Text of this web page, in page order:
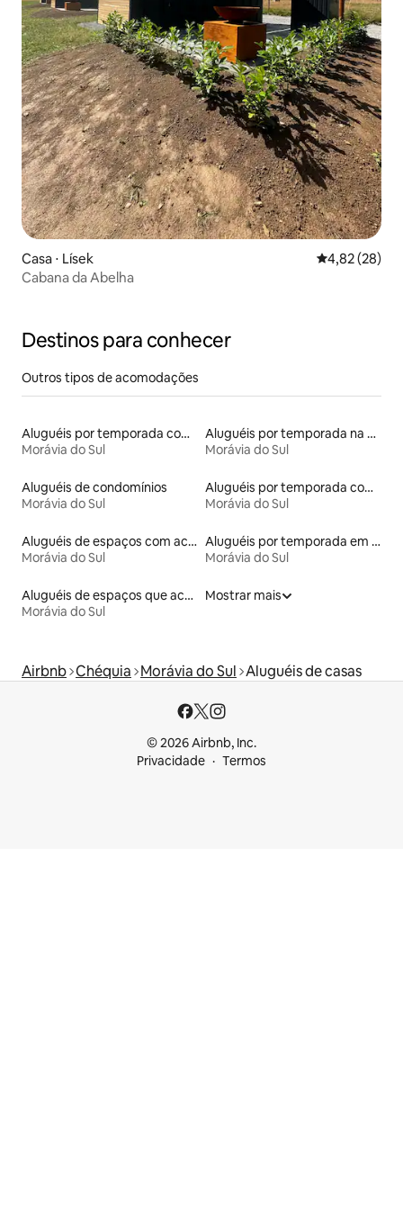
Casa ⋅ Lísek 4,82 de uma
4,82 (28)
Cabana da Abelha
Destinos para conhecer
Outros tipos de acomodações
Aluguéis por temporada com banheira de hidromassagem
Morávia do Sul
Aluguéis por temporada na orla
Morávia do Sul
Aluguéis de condomínios
Morávia do Sul
Aluguéis por temporada com café da manhã
Morávia do Sul
Aluguéis de espaços com acesso direto a pistas de esqui
Morávia do Sul
Aluguéis por temporada em albergue
Morávia do Sul
Aluguéis de espaços que aceitam animais de estimação
Morávia do Sul
Mostrar mais
Airbnb Chéquia Morávia do Sul Aluguéis de casas
© 2026 Airbnb, Inc.
Privacidade
Termos